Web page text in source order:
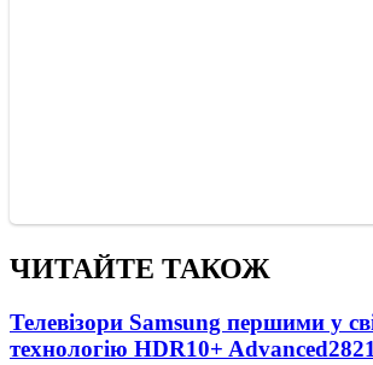
ЧИТАЙТЕ ТАКОЖ
Телевізори Samsung першими у
технологію HDR10+ Advanced2821